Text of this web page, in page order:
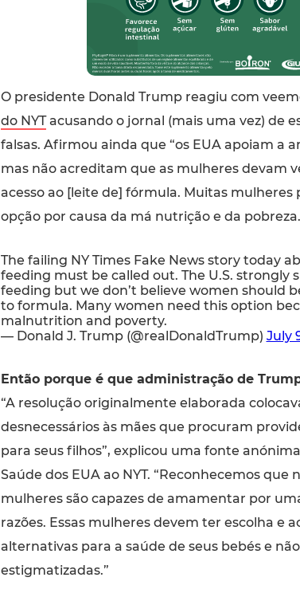
O presidente Donald Trump reagiu com
do NYTacusando o jornal (mais uma vez) de
falsas. Afirmou ainda que “os EUA apoiam a
mas não acreditam que as mulheres devam
acesso ao [leite de] fórmula. Muitas mulheres
opção por causa da má nutrição e da
The failing NY Times Fake News story today
feeding must be called out. The U.S. strongly
feeding but we don’t believe women should
to formula. Many women need this option
malnutrition and poverty.
— Donald J. Trump (@realDonaldTrump) July
Então porque é que administração de
“A resolução originalmente elaborada
desnecessários às mães que procuram
para seus filhos”, explicou uma fonte
Saúde dos EUA ao NYT. “Reconhecemos que
mulheres são capazes de amamentar por
razões. Essas mulheres devem ter escolha e
alternativas para a saúde de seus bebés e
estigmatizadas.”